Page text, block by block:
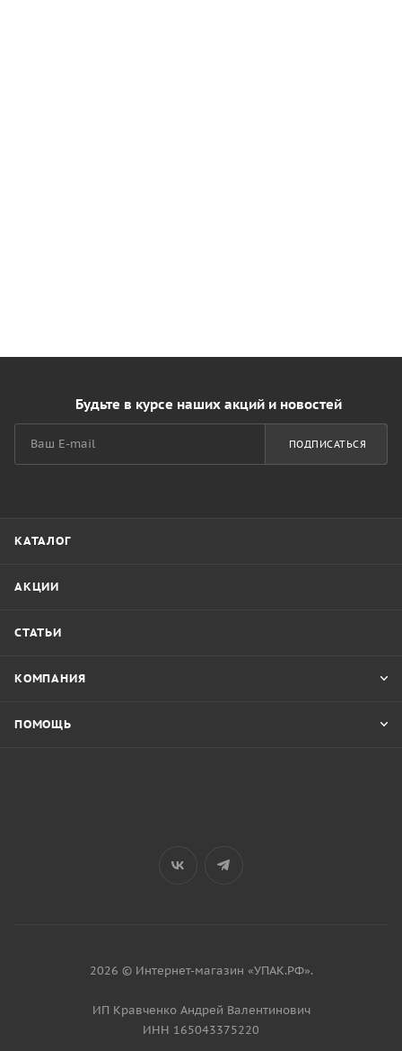
Будьте в курсе наших акций и новостей
ПОДПИСАТЬСЯ
КАТАЛОГ
АКЦИИ
СТАТЬИ
КОМПАНИЯ
ПОМОЩЬ
2026 © Интернет-магазин «УПАК.РФ».
ИП Кравченко Андрей Валентинович
ИНН 165043375220